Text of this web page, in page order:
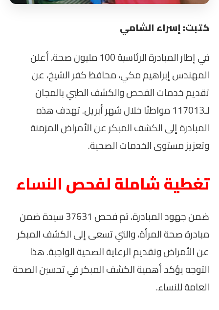
كتبت: إسراء الشامي
في إطار المبادرة الرئاسية 100 مليون صحة، أعلن
المهندس إبراهيم مكي، محافظ كفر الشيخ، عن
تقديم خدمات الفحص والكشف الطبي بالمجان
لـ117013 مواطنًا خلال شهر أبريل. تهدف هذه
المبادرة إلى الكشف المبكر عن الأمراض المزمنة
وتعزيز مستوى الخدمات الصحية.
تغطية شاملة لفحص النساء
ضمن جهود المبادرة، تم فحص 37631 سيدة ضمن
مبادرة صحة المرأة، والتي تسعى إلى الكشف المبكر
عن الأمراض وتقديم الرعاية الصحية الواجبة. هذا
التوجه يؤكد أهمية الكشف المبكر في تحسين الصحة
العامة للنساء.